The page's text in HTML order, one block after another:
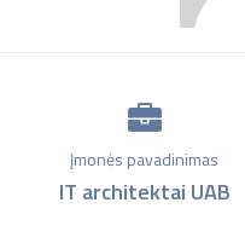
Įmonės pavadinimas
IT architektai UAB